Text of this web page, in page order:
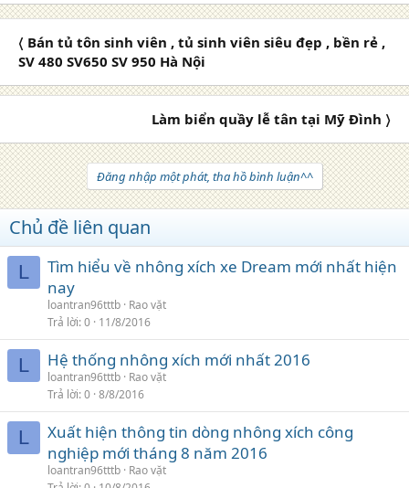
〈 Bán tủ tôn sinh viên , tủ sinh viên siêu đẹp , bền rẻ ,
SV 480 SV650 SV 950 Hà Nội
Làm biển quầy lễ tân tại Mỹ Đình 〉
Đăng nhập một phát, tha hồ bình luận^^
Chủ đề liên quan
L
Tìm hiểu về nhông xích xe Dream mới nhất hiện
nay
loantran96tttb Rao vặt
Trả lời 0 11/8/2016
L Hệ thống nhông xích mới nhất 2016
loantran96tttb Rao vặt
Trả lời 0 8/8/2016
L
Xuất hiện thông tin dòng nhông xích công
nghiệp mới tháng 8 năm 2016
loantran96tttb Rao vặt